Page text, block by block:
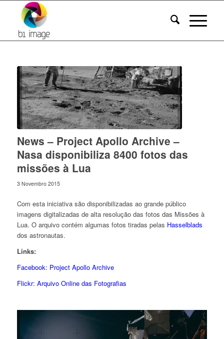
News – Project Apollo Archive –
Nasa disponibiliza 8400 fotos das
missões à Lua
3 Novembro 2015
Com esta iniciativa são disponibilizadas ao grande público
imagens digitalizadas de alta resolução das fotos das Missões à
Lua. O arquivo contém algumas fotos tiradas pelas Hasselblads
dos astronautas.
Links:
Facebook: Project Apollo Archive
Flickr: Arquivo Online das Fotografias